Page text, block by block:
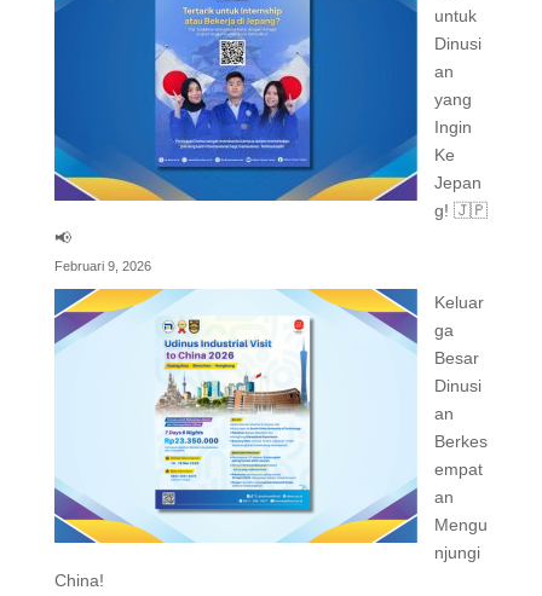
untuk
Dinusi
an
yang
Ingin
Ke
Jepan
g! 🇯🇵
📢
Februari 9, 2026
Keluar
ga
Besar
Dinusi
an
Berkes
empat
an
Mengu
njungi
China!